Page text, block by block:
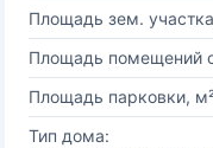
Площадь зем.
Площадь помещений
Площадь парковки,
Тип дома: